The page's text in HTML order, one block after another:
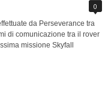
0
da Perseverance tra
di comunicazione tra il rover
missione Skyfall